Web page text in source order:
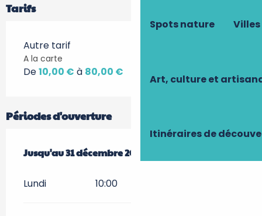
Spots nature
Art, culture et
Itinéraires de
Tarifs
Autre tarif
A la carte
De10,00 € à 80,00 €
Périodes d'ouverture
Du10 avril 2026au31 décembre 2026
Jusqu'au31 décembre 2026
Lundi 10:00